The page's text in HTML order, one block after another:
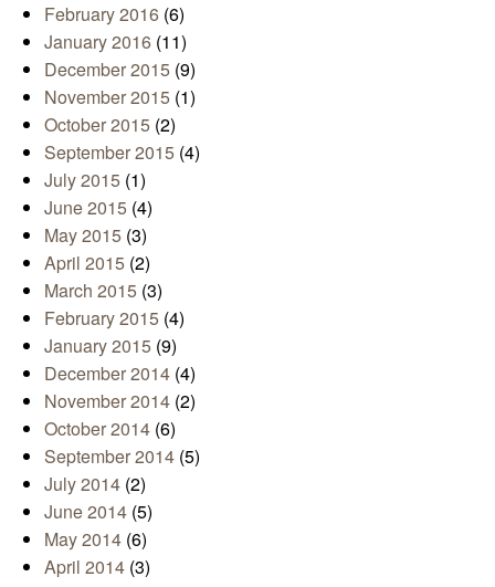
February 2016 (6)
January 2016 (11)
December 2015 (9)
November 2015 (1)
October 2015 (2)
September 2015 (4)
July 2015 (1)
June 2015 (4)
May 2015 (3)
April 2015 (2)
March 2015 (3)
February 2015 (4)
January 2015 (9)
December 2014 (4)
November 2014 (2)
October 2014 (6)
September 2014 (5)
July 2014 (2)
June 2014 (5)
May 2014 (6)
April 2014 (3)